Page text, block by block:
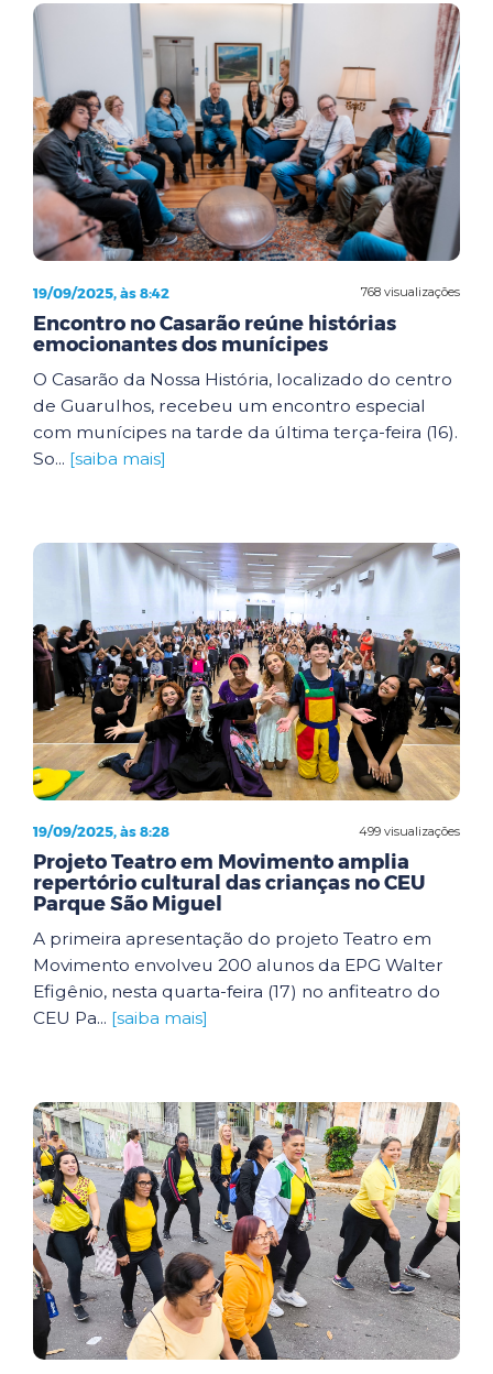
768 visualizações
19/09/2025, às 8:42
Encontro no Casarão reúne histórias
emocionantes dos munícipes
O Casarão da Nossa História, localizado do centro
de Guarulhos, recebeu um encontro especial
com munícipes na tarde da última terça-feira (16).
So... [saiba mais]
499 visualizações
19/09/2025, às 8:28
Projeto Teatro em Movimento amplia
repertório cultural das crianças no CEU
Parque São Miguel
A primeira apresentação do projeto Teatro em
Movimento envolveu 200 alunos da EPG Walter
Efigênio, nesta quarta-feira (17) no anfiteatro do
CEU Pa... [saiba mais]